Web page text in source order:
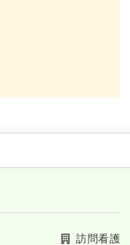
訪問看護